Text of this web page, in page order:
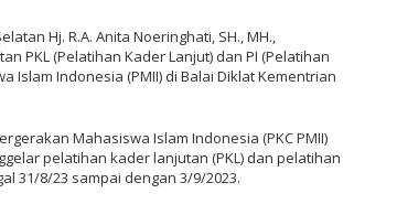
Hj. R.A. Anita Noeringhati, SH., MH.,
PKL (Pelatihan Kader Lanjut) dan PI (Pelatihan
Islam Indonesia (PMII) di Balai Diklat Kementrian
Mahasiswa Islam Indonesia (PKC PMII)
pelatihan kader lanjutan (PKL) dan pelatihan
31/8/23 sampai dengan 3/9/2023.